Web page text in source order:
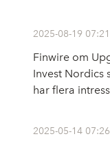
2025-08-19
Finwire om
Invest Nordics
har flera
2025-05-14